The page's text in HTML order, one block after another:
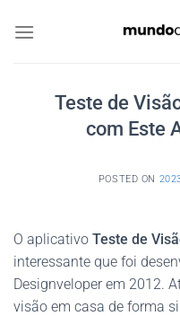
Teste de
com Este
POSTED ON
O aplicativo Teste de
interessante que foi
Designveloper em 2012.
visão em casa de forma